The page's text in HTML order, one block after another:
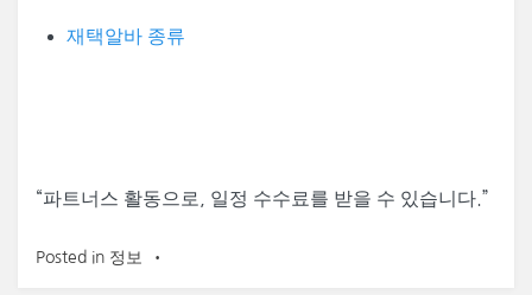
재택알바 종류
“파트너스 활동으로, 일정 수수료를 받을 수 있습니다.”
Posted in 정보